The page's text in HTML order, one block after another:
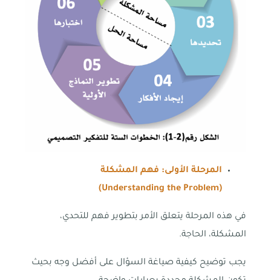
المرحلة الأولى: فهم المشكلة
(Understanding the Problem)
في هذه المرحلة يتعلق الأمر بتطوير فهم للتحدي،
المشكلة، الحاجة.
يجب توضيح كيفية صياغة السؤال على أفضل وجه بحيث